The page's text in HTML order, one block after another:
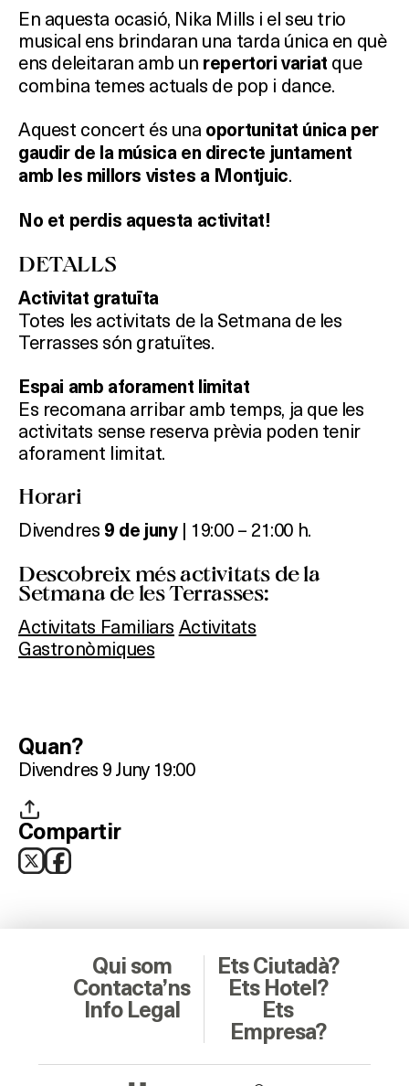
HOTELS
TERRASSES
BARS
SPAS
RESTAURANTS
SALES
Activitats
On?
En aquesta ocasió, Nika Mills i el seu trio
musical ens brindaran una tarda única en què
ens deleitaran amb un repertori variat que
combina temes actuals de pop i dance.
Aquest concert és una oportunitat única per
gaudir de la música en directe juntament
amb les millors vistes a Montjuic.
No et perdis aquesta activitat!
DETALLS
Activitat gratuïta
Totes les activitats de la Setmana de les
Terrasses són gratuïtes.
Espai amb aforament limitat
Es recomana arribar amb temps, ja que les
activitats sense reserva prèvia poden tenir
aforament limitat.
Horari
Divendres 9 de juny| 19:00 – 21:00 h.
Descobreix més activitats de la
Setmana de les Terrasses:
Activitats Familiars Activitats
Gastronòmiques
Quan?
Divendres 9 Juny 19:00
Compartir
Qui som
Contacta’ns
Info Legal
Ets Ciutadà?
Ets Hotel?
Ets
Empresa?